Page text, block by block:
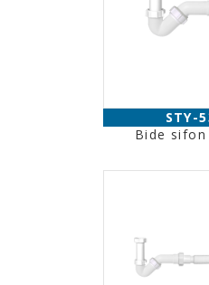
STY-
Bide